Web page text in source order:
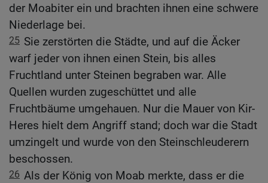
der Moabiter ein und brachten ihnen eine schwere
Niederlage bei.
25 Sie zerstörten die Städte, und auf die Äcker
warf jeder von ihnen einen Stein, bis alles
Fruchtland unter Steinen begraben war. Alle
Quellen wurden zugeschüttet und alle
Fruchtbäume umgehauen. Nur die Mauer von Kir-
Heres hielt dem Angriff stand; doch war die Stadt
umzingelt und wurde von den Steinschleuderern
beschossen.
26 Als der König von Moab merkte, dass er die